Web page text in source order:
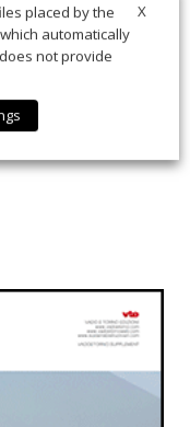
X
placed by the
automatically
not provide